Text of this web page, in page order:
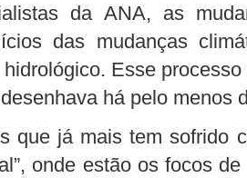
da ANA, as
das mudanças
Esse
há pelo menos
que já mais tem sofrido
onde estão os focos